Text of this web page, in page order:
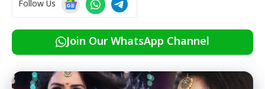
Follow Us
Join Our WhatsApp Channel